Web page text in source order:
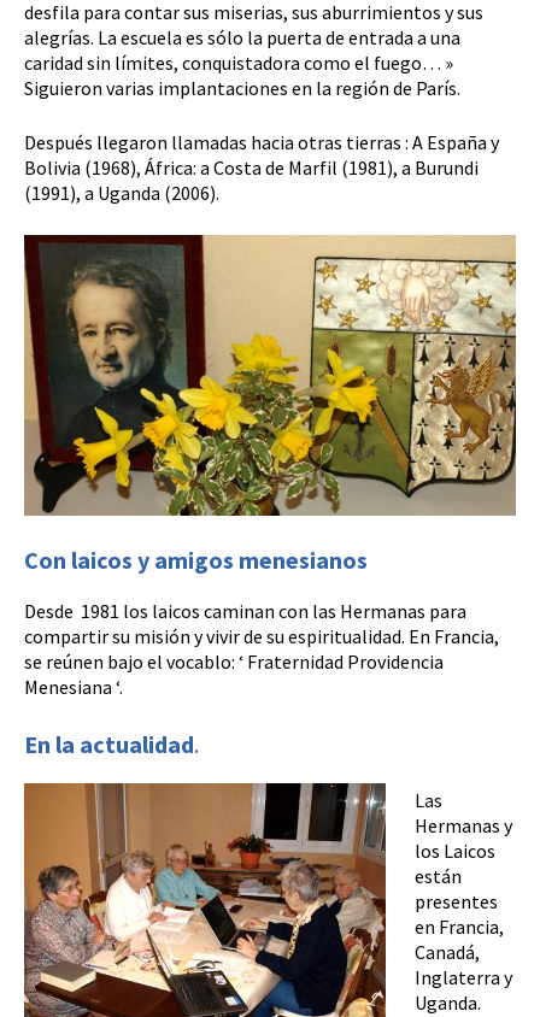
desfila para contar sus miserias, sus aburrimientos y sus
alegrías. La escuela es sólo la puerta de entrada a una
caridad sin límites, conquistadora como el fuego… »
Siguieron varias implantaciones en la región de París.
Después llegaron llamadas hacia otras tierras : A España y
Bolivia (1968), África: a Costa de Marfil (1981), a Burundi
(1991), a Uganda (2006).
Con laicos y amigos menesianos
Desde 1981 los laicos caminan con las Hermanas para
compartir su misión y vivir de su espiritualidad. En Francia,
se reúnen bajo el vocablo: ‘ Fraternidad Providencia
Menesiana ‘.
En la actualidad.
Las
Hermanas y
los Laicos
están
presentes
en Francia,
Canadá,
Inglaterra y
Uganda.